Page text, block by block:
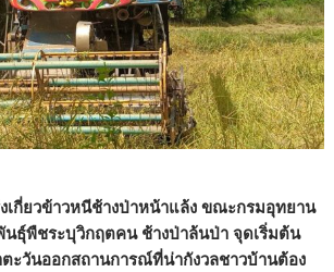
เกี่ยวข้าวหนีช้างป่าหน้าแล้ง ขณะกรมอุทยาน
ธุ์พืชระบุวิกฤตคน ช้างป่าล้นป่า จุดเริ่มต้น
ะวันออกสถานการณ์ที่น่ากังวลชาวบ้านต้อง